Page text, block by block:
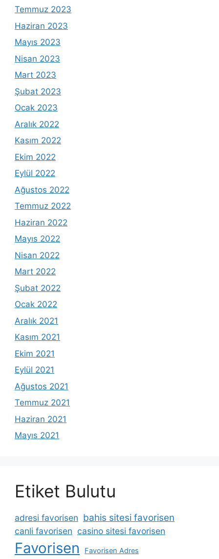
Temmuz 2023
Haziran 2023
Mayıs 2023
Nisan 2023
Mart 2023
Şubat 2023
Ocak 2023
Aralık 2022
Kasım 2022
Ekim 2022
Eylül 2022
Ağustos 2022
Temmuz 2022
Haziran 2022
Mayıs 2022
Nisan 2022
Mart 2022
Şubat 2022
Ocak 2022
Aralık 2021
Kasım 2021
Ekim 2021
Eylül 2021
Ağustos 2021
Temmuz 2021
Haziran 2021
Mayıs 2021
Etiket Bulutu
adresi favorisen bahis sitesi favorisen
canli favorisen casino sitesi favorisen
Favorisen Favorisen Adres